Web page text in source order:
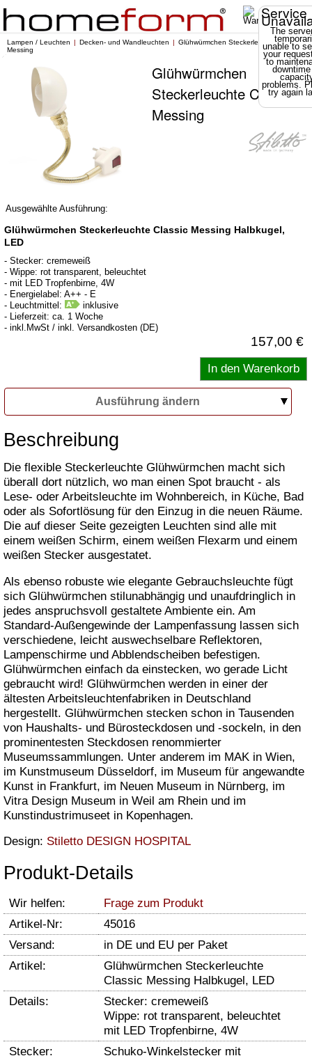
Service
The
unable to
your
to
problems.
try again
Lampen / Leuchten Decken- und Wandleuchten
Glühwürmchen Steckerleuchte Classic
Messing
Glühwürmchen
Steckerleuchte Classic
Messing
Ausgewählte Ausführung:
Glühwürmchen Steckerleuchte Classic Messing Halbkugel,
LED
- Stecker: cremeweiß
- Wippe: rot transparent, beleuchtet
- mit LED Tropfenbirne, 4W
- Energielabel: A++ - E
- Leuchtmittel:
inklusive
- Lieferzeit: ca. 1 Woche
- inkl.MwSt / inkl. Versandkosten (DE)
157,00 €
Ausführung ändern
Beschreibung
Die flexible Steckerleuchte Glühwürmchen macht sich
überall dort nützlich, wo man einen Spot braucht - als
Lese- oder Arbeitsleuchte im Wohnbereich, in Küche, Bad
oder als Sofortlösung für den Einzug in die neuen Räume.
Die auf dieser Seite gezeigten Leuchten sind alle mit
einem weißen Schirm, einem weißen Flexarm und einem
weißen Stecker ausgestatet.
Als ebenso robuste wie elegante Gebrauchsleuchte fügt
sich Glühwürmchen stilunabhängig und unaufdringlich in
jedes anspruchsvoll gestaltete Ambiente ein. Am
Standard-Außengewinde der Lampenfassung lassen sich
verschiedene, leicht auswechselbare Reflektoren,
Lampenschirme und Abblendscheiben befestigen.
Glühwürmchen einfach da einstecken, wo gerade Licht
gebraucht wird! Glühwürmchen werden in einer der
ältesten Arbeitsleuchtenfabriken in Deutschland
hergestellt. Glühwürmchen stecken schon in Tausenden
von Haushalts- und Bürosteckdosen und -sockeln, in den
prominentesten Steckdosen renommierter
Museumssammlungen. Unter anderem im MAK in Wien,
im Kunstmuseum Düsseldorf, im Museum für angewandte
Kunst in Frankfurt, im Neuen Museum in Nürnberg, im
Vitra Design Museum in Weil am Rhein und im
Kunstindustrimuseet in Kopenhagen.
Design: Stiletto DESIGN HOSPITAL
Produkt-Details
Wir helfen:
Frage zum Produkt
Artikel-Nr:
45016
Versand:
in DE und EU per Paket
Artikel:
Glühwürmchen Steckerleuchte
Classic Messing Halbkugel, LED
Details:
Stecker: cremeweiß
Wippe: rot transparent, beleuchtet
mit LED Tropfenbirne, 4W
Stecker:
Schuko-Winkelstecker mit